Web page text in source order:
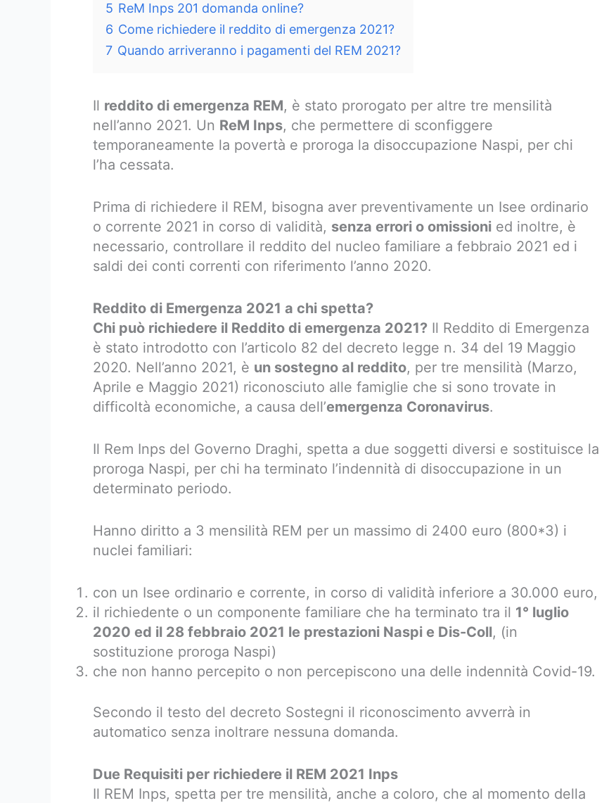
5 ReM Inps 201 domanda online?
6 Come richiedere il reddito di emergenza 2021?
7 Quando arriveranno i pagamenti del REM 2021?
Il reddito di emergenza REM, è stato prorogato per altre tre mensilità
nell’anno 2021. Un ReM Inps, che permettere di sconfiggere
temporaneamente la povertà e proroga la disoccupazione Naspi, per chi
l’ha cessata.
Prima di richiedere il REM, bisogna aver preventivamente un Isee ordinario
o corrente 2021 in corso di validità, senza errori o omissioni ed inoltre, è
necessario, controllare il reddito del nucleo familiare a febbraio 2021 ed i
saldi dei conti correnti con riferimento l’anno 2020.
Reddito di Emergenza 2021 a chi spetta?
Chi può richiedere il Reddito di emergenza 2021? Il Reddito di Emergenza
è stato introdotto con l’articolo 82 del decreto legge n. 34 del 19 Maggio
2020. Nell’anno 2021, è un sostegno al reddito, per tre mensilità (Marzo,
Aprile e Maggio 2021) riconosciuto alle famiglie che si sono trovate in
difficoltà economiche, a causa dell’emergenza Coronavirus.
Il Rem Inps del Governo Draghi, spetta a due soggetti diversi e sostituisce la
proroga Naspi, per chi ha terminato l’indennità di disoccupazione in un
determinato periodo.
Hanno diritto a 3 mensilità REM per un massimo di 2400 euro (800*3) i
nuclei familiari:
con un Isee ordinario e corrente, in corso di validità inferiore a 30.000 euro,
il richiedente o un componente familiare che ha terminato tra il 1° luglio
2020 ed il 28 febbraio 2021 le prestazioni Naspi e Dis-Coll, (in
sostituzione proroga Naspi)
che non hanno percepito o non percepiscono una delle indennità Covid-19.
Secondo il testo del decreto Sostegni il riconoscimento avverrà in
automatico senza inoltrare nessuna domanda.
Due Requisiti per richiedere il REM 2021 Inps
Il REM Inps, spetta per tre mensilità, anche a coloro, che al momento della